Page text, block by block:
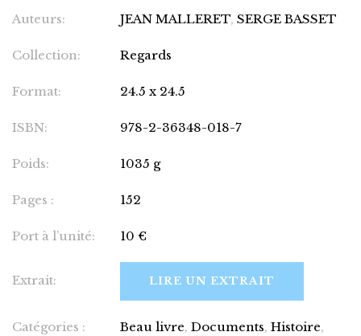
Auteurs: JEAN MALLERET, SERGE BASSET
Collection: Regards
Format: 24.5 x 24.5
ISBN: 978-2-36348-018-7
Poids: 1035 g
Pages : 152
Port à l’unité: 10 €
Extrait: LIRE UN EXTRAIT
Catégories : Beau livre, Documents, Histoire,